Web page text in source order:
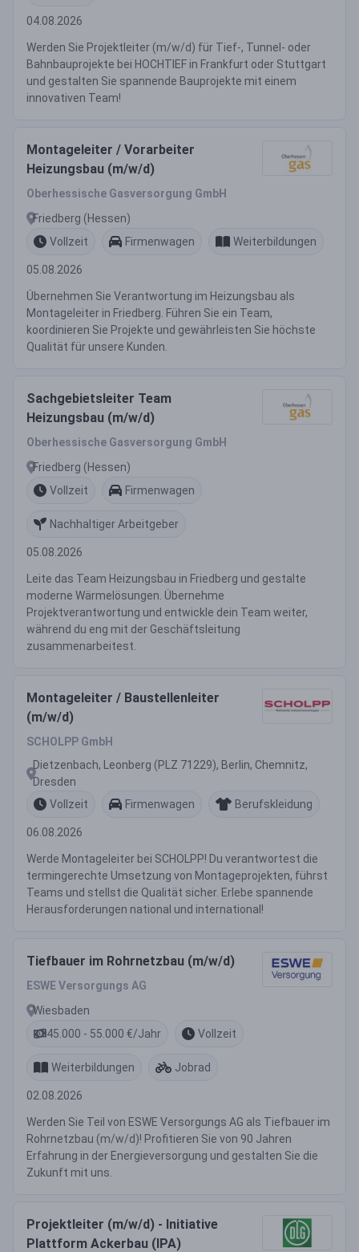
04.08.2026
Werden Sie Projektleiter (m/w/d) für Tief-, Tunnel- oder
Bahnbauprojekte bei HOCHTIEF in Frankfurt oder Stuttgart
und gestalten Sie spannende Bauprojekte mit einem
innovativen Team!
Montageleiter / Vorarbeiter
Heizungsbau (m/w/d)
Oberhessische Gasversorgung GmbH
Friedberg (Hessen)
Vollzeit
Firmenwagen Weiterbildungen
05.08.2026
Übernehmen Sie Verantwortung im Heizungsbau als
Montageleiter in Friedberg. Führen Sie ein Team,
koordinieren Sie Projekte und gewährleisten Sie höchste
Qualität für unsere Kunden.
Sachgebietsleiter Team
Heizungsbau (m/w/d)
Oberhessische Gasversorgung GmbH
Friedberg (Hessen)
Vollzeit
Firmenwagen
Nachhaltiger Arbeitgeber
05.08.2026
Leite das Team Heizungsbau in Friedberg und gestalte
moderne Wärmelösungen. Übernehme
Projektverantwortung und entwickle dein Team weiter,
während du eng mit der Geschäftsleitung
zusammenarbeitest.
Montageleiter / Baustellenleiter
(m/w/d)
SCHOLPP GmbH
Dietzenbach, Leonberg (PLZ 71229), Berlin, Chemnitz,
Dresden
Vollzeit
Firmenwagen Berufskleidung
06.08.2026
Werde Montageleiter bei SCHOLPP! Du verantwortest die
termingerechte Umsetzung von Montageprojekten, führst
Teams und stellst die Qualität sicher. Erlebe spannende
Herausforderungen national und international!
Tiefbauer im Rohrnetzbau (m/w/d)
ESWE Versorgungs AG
Wiesbaden
45.000 - 55.000 €/Jahr
Vollzeit
Weiterbildungen Jobrad
02.08.2026
Werden Sie Teil von ESWE Versorgungs AG als Tiefbauer im
Rohrnetzbau (m/w/d)! Profitieren Sie von 90 Jahren
Erfahrung in der Energieversorgung und gestalten Sie die
Zukunft mit uns.
Projektleiter (m/w/d) - Initiative
Plattform Ackerbau (IPA)